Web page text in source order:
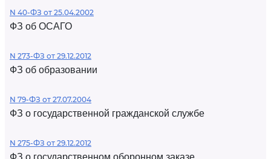
N 40-ФЗ от 25.04.2002
ФЗ об ОСАГО
N 273-ФЗ от 29.12.2012
ФЗ об образовании
N 79-ФЗ от 27.07.2004
ФЗ о государственной гражданской службе
N 275-ФЗ от 29.12.2012
ФЗ о государственном оборонном заказе